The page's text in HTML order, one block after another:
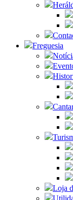
Freguesia
Loja